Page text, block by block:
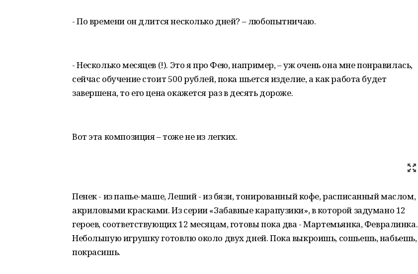
- По времени он длится несколько дней? – любопытничаю.
- Несколько месяцев (!). Это я про Фею, например, – уж очень она мне понравилась,
сейчас обучение стоит 500 рублей, пока шьется изделие, а как работа будет
завершена, то его цена окажется раз в десять дороже.
Вот эта композиция – тоже не из легких.
Пенек - из папье-маше, Леший - из бязи, тонированный кофе, расписанный маслом,
акриловыми красками. Из серии «Забавные карапузики», в которой задумано 12
героев, соответствующих 12 месяцам, готовы пока два - Мартемьянка, Февралинка.
Небольшую игрушку готовлю около двух дней. Пока выкроишь, сошьешь, набьешь,
покрасишь.